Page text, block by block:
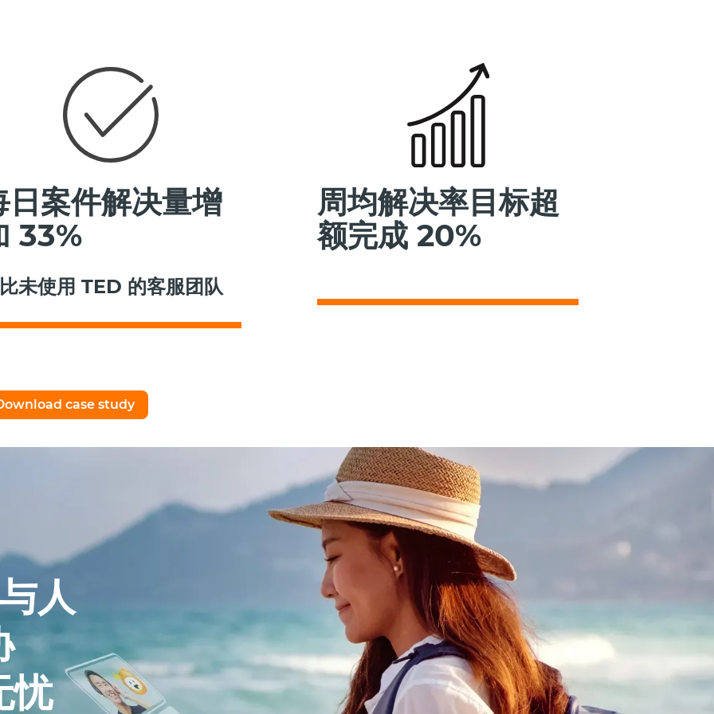
日案件解决量增
33%
未使用 TED 的客服团队
周均解决率目标超
额完成 20%
case study
人
忧